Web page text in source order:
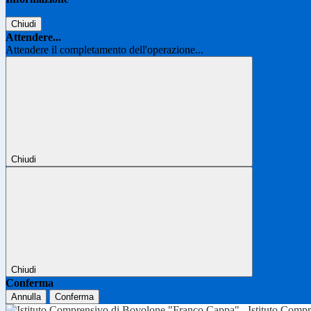
Chiudi
Attendere...
Attendere il completamento dell'operazione...
Chiudi
Chiudi
Conferma
Annulla Conferma